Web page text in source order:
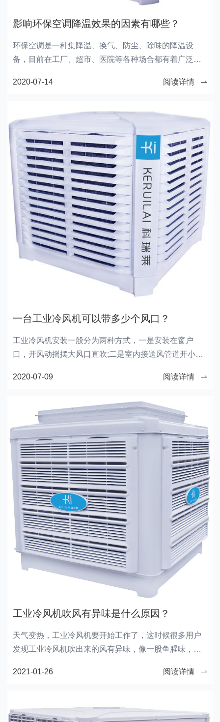
影响环保空调降温效果的因素有哪些？
环保空调是一种集降温、换气、防尘、除味的降温设
备，目前在工厂、超市、医院等各种场合都有着广泛应
2020-07-14
阅读详情
一台工业冷风机可以带多少个风口？
工业冷风机安装一般分为两种方式，一是安装在窗户
口，开风动摇摆大风口直吹;二是室内接送风管道开小风
的出风口呢?
2020-07-09 阅读详情
工业冷风机吹风有异味是什么原因？
天气变热，工业冷风机要开始工作了，这时候很多用户
发现工业冷风机吹出来的风有异味，像一股鱼腥味，这
2021-01-26
阅读详情